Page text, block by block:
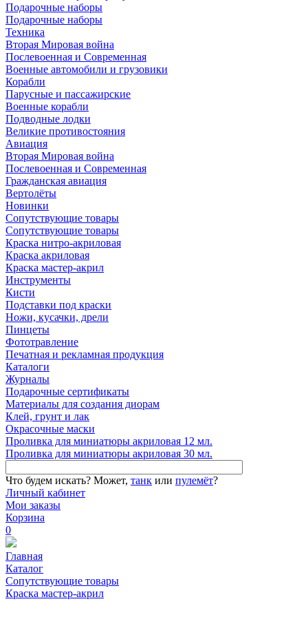
Подарочные наборы
Подарочные наборы
Техника
Вторая Мировая война
Послевоенная и Современная
Военные автомобили и грузовики
Корабли
Парусные и пассажирские
Военные корабли
Подводные лодки
Великие противостояния
Авиация
Вторая Мировая война
Послевоенная и Современная
Гражданская авиация
Вертолёты
Новинки
Сопутствующие товары
Сопутствующие товары
Краска нитро-акриловая
Краска акриловая
Краска мастер-акрил
Инструменты
Кисти
Подставки под краски
Ножи, кусачки, дрели
Пинцеты
Фототравление
Печатная и рекламная продукция
Каталоги
Журналы
Подарочные сертификаты
Материалы для создания диорам
Клей, грунт и лак
Окрасочные маски
Проливка для миниатюры акриловая 12 мл.
Проливка для миниатюры акриловая 30 мл.
Что будем искать? Может, танк или пулемёт?
Личный кабинет
Мои заказы
Корзина
0
Главная
Каталог
Сопутствующие товары
Краска мастер-акрил